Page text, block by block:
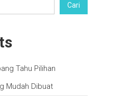
Cari
Tahu Pilihan
Mudah Dibuat